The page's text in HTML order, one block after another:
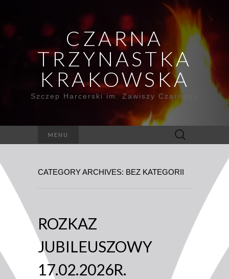
CZARNA
TRZYNASTKA
KRAKOWSKA
Szczep Harcerski im. Zawiszy Czarnego
MENU Szukaj:
CATEGORY ARCHIVES: BEZ KATEGORII
ROZKAZ
JUBILEUSZOWY
17.02.2026R.